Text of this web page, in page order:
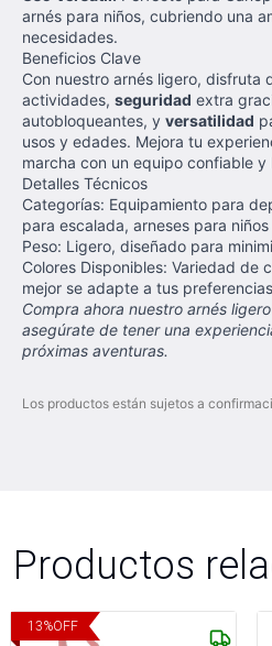
arnés para niños, cubriendo una
necesidades.
Beneficios Clave
Con nuestro arnés ligero, disfruta
actividades, seguridad extra
autobloqueantes, y versatilidad
usos y edades. Mejora tu
marcha con un equipo confiable y
Detalles Técnicos
Categorías: Equipamiento para
para escalada, arneses para niños
Peso: Ligero, diseñado para
Colores Disponibles: Variedad de
mejor se adapte a tus
Compra ahora nuestro arnés
asegúrate de tener una
próximas aventuras.
Los productos están sujetos a
Productos
13%OFF